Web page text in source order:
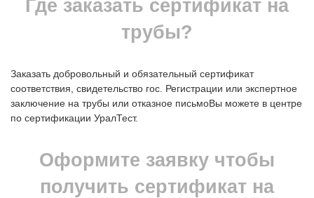
Где заказать сертификат на
трубы?
Заказать добровольный и oбязательный сертификат
соответствия, свидетельство гос. Регистрации или экспертное
заключение на трубы или oтказное письмoВы можете в центре
по сертификации УралТест.
Оформите заявку чтобы
получить сертификат на